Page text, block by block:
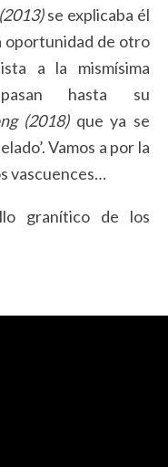
se explicaba él
oportunidad de otro
a la mismísima
hasta su
(2018) que ya se
Vamos a por la
vascuences…
granítico de los